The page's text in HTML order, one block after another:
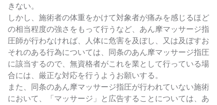
きない。
しかし、施術者の体重をかけて対象者が痛みを感じるほど
の相当程度の強さをもって行うなど、あん摩マッサージ指
圧師が行わなければ、人体に危害を及ぼし、又は及ぼすお
それのある行為については、同条のあん摩マッサージ指圧
に該当するので、無資格者がこれを業として行っている場
合には、厳正な対応を行うようお願いする。
また、同条のあん摩マッサージ指圧が行われていない施術
において、「マッサージ」と広告することについては、あ